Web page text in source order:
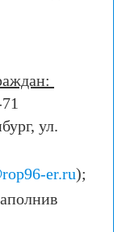
ул.
er.ru);